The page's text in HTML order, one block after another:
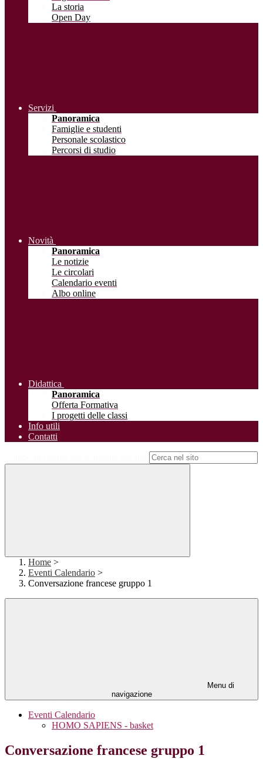
La storia
Open Day
Servizi
Panoramica
Famiglie e studenti
Personale scolastico
Percorsi di studio
Novità
Panoramica
Le notizie
Le circolari
Calendario eventi
Albo online
Didattica
Panoramica
Offerta Formativa
I progetti delle classi
Info utili
Contatti
Home >
Eventi Calendario >
Conversazione francese gruppo 1
Menu di
navigazione
Eventi Calendario
HOMO SAPIENS - basket
Conversazione francese gruppo 1